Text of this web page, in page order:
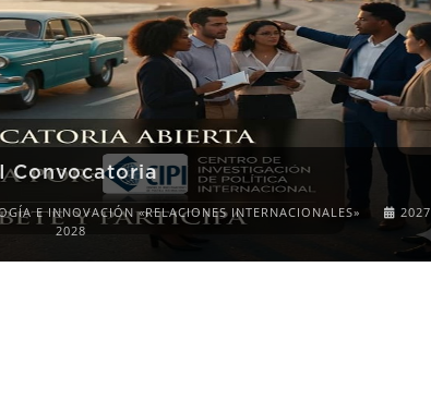
XI Conference on Strategic Studies
OCTOBER 7 TO 9, 2026